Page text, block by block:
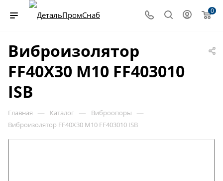
0
Виброизолятор
FF40X30 M10 FF403010
ISB
Главная — Каталог — Виброопоры —
Виброизолятор FF40X30 M10 FF403010 ISB